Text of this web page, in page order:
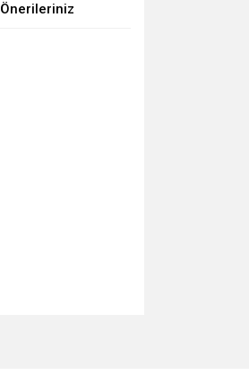
Önerileriniz